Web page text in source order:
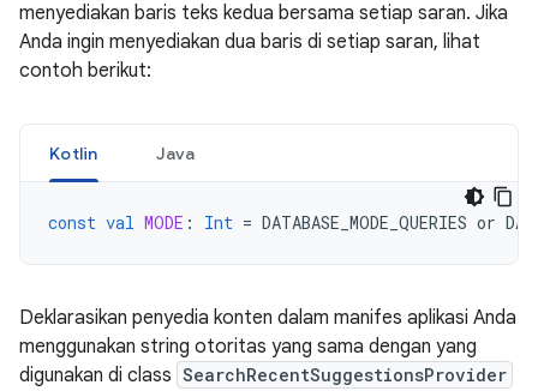
menyediakan baris teks kedua bersama setiap saran. Jika
Anda ingin menyediakan dua baris di setiap saran, lihat
contoh berikut:
Kotlin Java
const val MODE : Int = DATABASE_MODE_QUERIES or
Deklarasikan penyedia konten dalam manifes aplikasi Anda
menggunakan string otoritas yang sama dengan yang
digunakan di class SearchRecentSuggestionsProvider